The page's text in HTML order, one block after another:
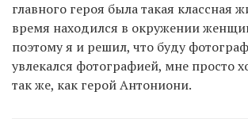
главного героя была такая классная
время находился в окружении
поэтому я и решил, что буду
увлекался фотографией, мне просто
так же, как герой Антониони.